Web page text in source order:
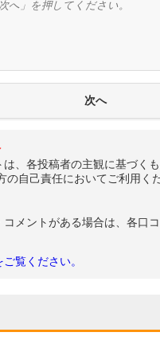
、各投稿者の主観に基づく
自己責任においてご利用く
メントがある場合は、各口
覧ください。